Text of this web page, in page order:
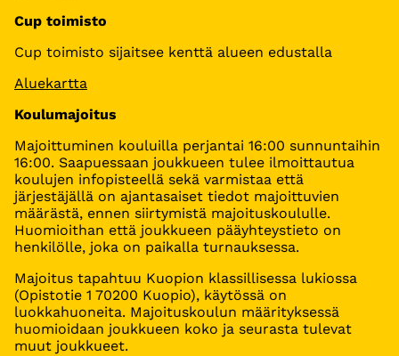
Cup toimisto
Cup toimisto sijaitsee kenttä alueen edustalla
Aluekartta
Koulumajoitus
Majoittuminen kouluilla perjantai 16:00 sunnuntaihin
16:00. Saapuessaan joukkueen tulee ilmoittautua
koulujen infopisteellä sekä varmistaa että
järjestäjällä on ajantasaiset tiedot majoittuvien
määrästä, ennen siirtymistä majoituskoululle.
Huomioithan että joukkueen pääyhteystieto on
henkilölle, joka on paikalla turnauksessa.
Majoitus tapahtuu Kuopion klassillisessa lukiossa
(Opistotie 1 70200 Kuopio), käytössä on
luokkahuoneita. Majoituskoulun määrityksessä
huomioidaan joukkueen koko ja seurasta tulevat
muut joukkueet.